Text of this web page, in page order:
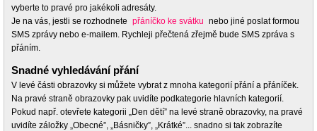
vyberte to pravé pro jakékoli adresáty.
Je na vás, jestli se rozhodnete přáníčko ke svátku nebo jiné poslat formou
SMS zprávy nebo e-mailem. Rychleji přečtená zřejmě bude SMS zpráva s
přáním.
Snadné vyhledávání přání
V levé části obrazovky si můžete vybrat z mnoha kategorií přání a přáníček.
Na pravé straně obrazovky pak uvidíte podkategorie hlavních kategorií.
Pokud např. otevřete kategorii „Den dětí” na levé straně obrazovky, na pravé
uvidíte záložky „Obecné”, „Básničky”, „Krátké”... snadno si tak zobrazíte